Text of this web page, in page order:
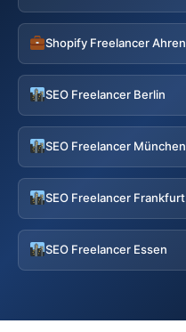
SEO Freelancer Berlin
SEO Freelancer München
SEO Freelancer Frankfurt
SEO Freelancer Essen